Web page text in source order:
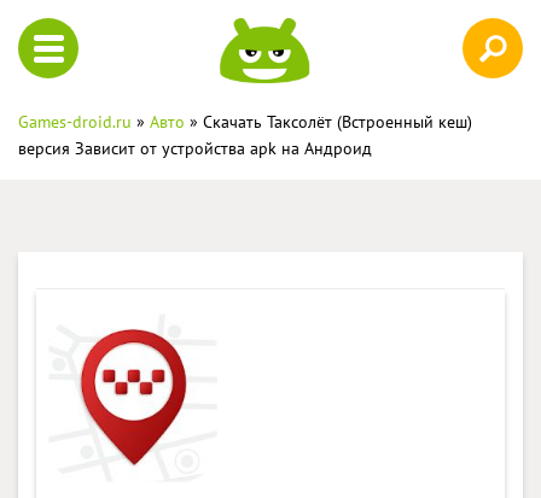
Games-droid.ru » Авто » Скачать Таксолёт (Встроенный кеш)
версия Зависит от устройства apk на Андроид